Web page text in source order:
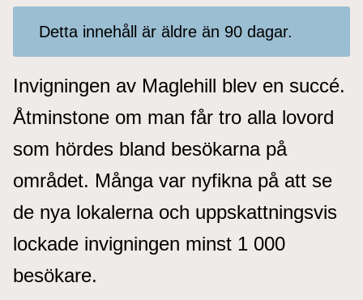
Detta innehåll är äldre än 90 dagar.
Invigningen av Maglehill blev en succé.
Åtminstone om man får tro alla lovord
som hördes bland besökarna på
området. Många var nyfikna på att se
de nya lokalerna och uppskattningsvis
lockade invigningen minst 1 000
besökare.